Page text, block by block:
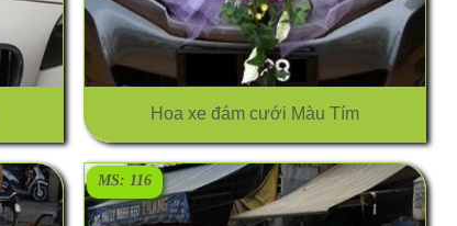
Hoa xe đám cưới Màu Tím
MS: 116